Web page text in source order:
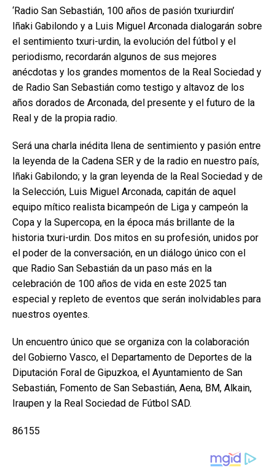
‘Radio San Sebastián, 100 años de pasión txuriurdin’
Iñaki Gabilondo y a Luis Miguel Arconada dialogarán sobre
el sentimiento txuri-urdin, la evolución del fútbol y el
periodismo, recordarán algunos de sus mejores
anécdotas y los grandes momentos de la Real Sociedad y
de Radio San Sebastián como testigo y altavoz de los
años dorados de Arconada, del presente y el futuro de la
Real y de la propia radio.
Será una charla inédita llena de sentimiento y pasión entre
la leyenda de la Cadena SER y de la radio en nuestro país,
Iñaki Gabilondo; y la gran leyenda de la Real Sociedad y de
la Selección, Luis Miguel Arconada, capitán de aquel
equipo mítico realista bicampeón de Liga y campeón la
Copa y la Supercopa, en la época más brillante de la
historia txuri-urdin. Dos mitos en su profesión, unidos por
el poder de la conversación, en un diálogo único con el
que Radio San Sebastián da un paso más en la
celebración de 100 años de vida en este 2025 tan
especial y repleto de eventos que serán inolvidables para
nuestros oyentes.
Un encuentro único que se organiza con la colaboración
del Gobierno Vasco, el Departamento de Deportes de la
Diputación Foral de Gipuzkoa, el Ayuntamiento de San
Sebastián, Fomento de San Sebastián, Aena, BM, Alkain,
Iraupen y la Real Sociedad de Fútbol SAD.
86155